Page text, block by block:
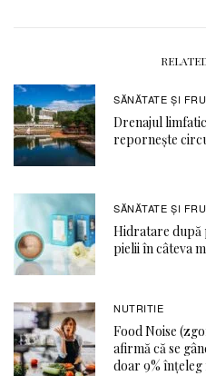
SĂNĂTATE ŞI
Drenajul
repornește
SĂNĂTATE ŞI
Hidratare după
pielii în câteva
NUTRITIE
Food Noise
afirmă că se
doar 9% înțeleg